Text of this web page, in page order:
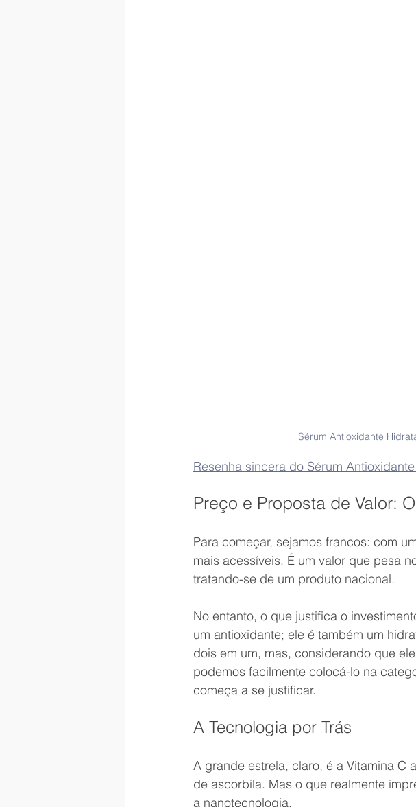
Sérum Antioxidante
Resenha sincera do Sérum
Preço e Proposta de Valor:
Para começar, sejamos francos: com
mais acessíveis. É um valor que pesa
tratando-se de um produto nacional.
No entanto, o que justifica o
um antioxidante; ele é também um
dois em um, mas, considerando que
podemos facilmente colocá-lo na
começa a se justificar.
A Tecnologia por Trás
A grande estrela, claro, é a Vitamina C
de ascorbila. Mas o que realmente
a nanotecnologia.